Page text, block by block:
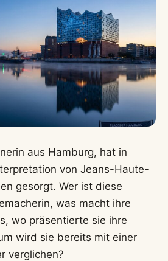
aus Hamburg, hat in
von Jeans-Haute-
gesorgt. Wer ist diese
was macht ihre
wo präsentierte sie ihre
wird sie bereits mit einer
verglichen?